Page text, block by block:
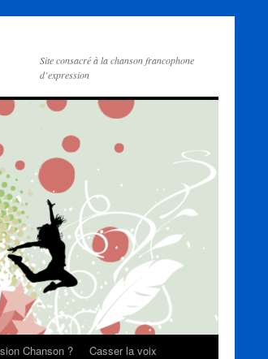
Site consacré à la chanson francophone
d’expression
Chanson ?
Casser la voix